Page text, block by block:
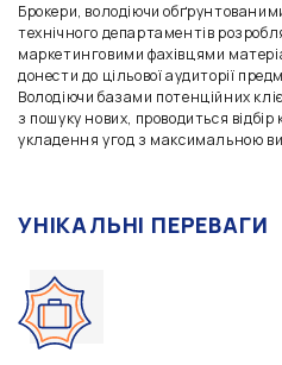
Брокери, володіючи
технічного департаментів
маркетинговими фахівцями
донести до цільової аудиторії
Володіючи базами потенційних
з пошуку нових, проводиться
укладення угод з максимальною
УНІКАЛЬНІ ПЕРЕВАГИ